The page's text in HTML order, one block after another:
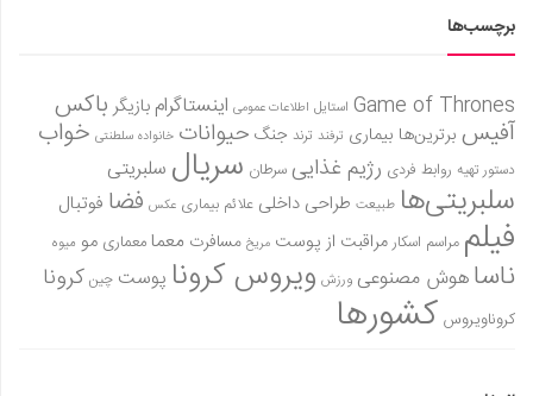
برچسب‌ها
Game of Thrones استایل اطلاعات عمومی اینستاگرام بازیگر باکس
آفیس برترین‌ها بیماری ترفند ترند جنگ حیوانات خانواده سلطنتی خواب
دستور تهیه روابط فردی رژیم غذاییسرطان سریال سلبریتی
سلبریتی‌ها طبیعت طراحی داخلی علائم بیماری عکس فضا فوتبال
فیلم مراسم اسکارمراقبت از پوست مریخ مسافرت معمامعماری مو میوه
ناساهوش مصنوعی ورزش ویروس کرونا پوست چین کرونا
کروناویروس کشورها